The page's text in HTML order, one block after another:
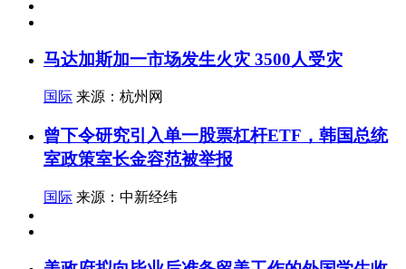
马达加斯加一市场发生火灾 3500人受灾
国际 来源：杭州网
曾下令研究引入单一股票杠杆ETF，韩国总统
室政策室长金容范被举报
国际 来源：中新经纬